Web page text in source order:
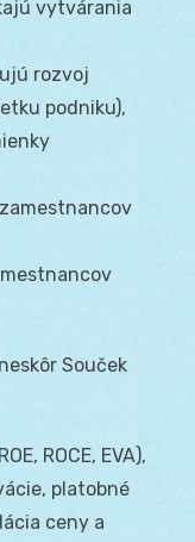
vytvárania
rozvoj
podniku),
Souček
ROCE, EVA),
platobné
ceny a